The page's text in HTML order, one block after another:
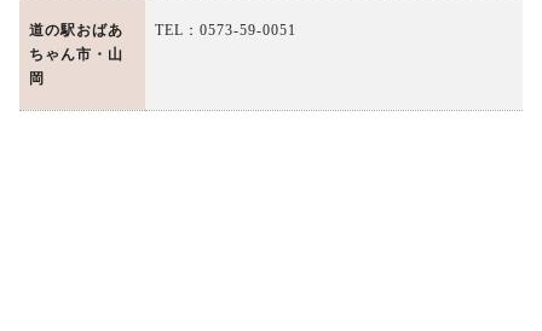
道の駅おばあ
ちゃん市・山
岡
TEL：0573-59-0051